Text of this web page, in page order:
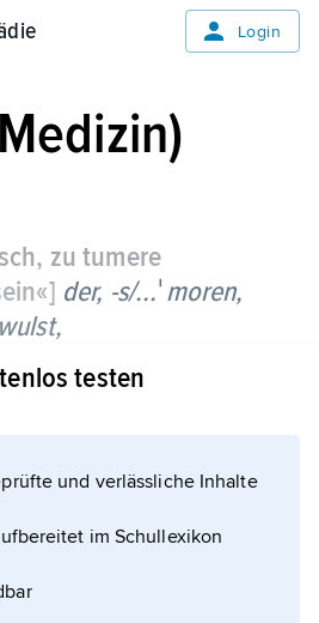
Login
zu tumere
der, -s/...ˈmoren,
örtlich begrenzte
Einwirkung,
Sinn eine krankhafte
fortschreitende
testen
und verlässliche Inhalte
im Schullexikon